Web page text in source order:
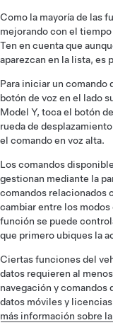
Como la mayoría de las
mejorando con el
Ten en cuenta que
aparezcan en la lista, es
Para iniciar un comando
botón de voz en el lado
Model Y, toca el botón
rueda de
el comando en voz alta.
Los comandos
gestionan mediante la
comandos relacionados
cambiar entre los
función se puede
que primero ubiques la
Ciertas funciones del
datos requieren al
navegación y comandos
datos móviles y
más información sobre